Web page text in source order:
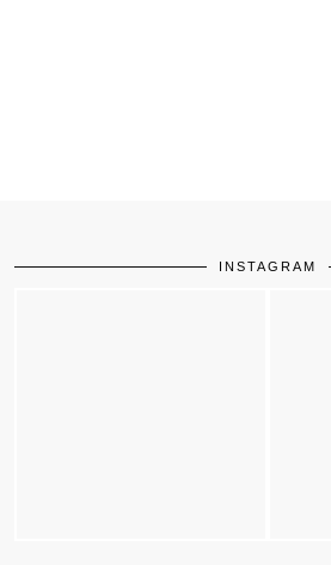
INSTAGRAM